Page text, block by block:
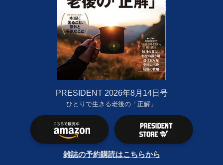
PRESIDENT 2026年8月14日号
ひとりで生きる老後の「正解」
雑誌の予約購読はこちらから